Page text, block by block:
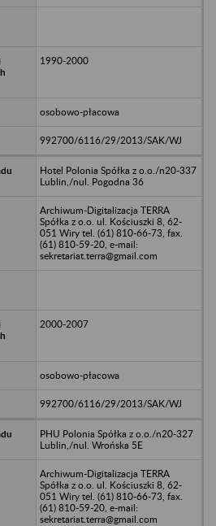
1990-2000
osobowo-płacowa
992700/6116/29/2013/SAK/WJ
Hotel Polonia Spółka z o.o./n20-337
Lublin,/nul. Pogodna 36
Archiwum-Digitalizacja TERRA
Spółka z o.o. ul. Kościuszki 8, 62-
051 Wiry tel. (61) 810-66-73, fax.
(61) 810-59-20, e-mail:
sekretariat.terra@gmail.com
2000-2007
osobowo-płacowa
992700/6116/29/2013/SAK/WJ
PHU Polonia Spółka z o.o./n20-327
Lublin,/nul. Wrońska 5E
Archiwum-Digitalizacja TERRA
Spółka z o.o. ul. Kościuszki 8, 62-
051 Wiry tel. (61) 810-66-73, fax.
(61) 810-59-20, e-mail:
sekretariat.terra@gmail.com